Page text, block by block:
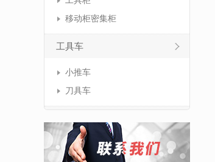
移动柜密集柜
工具车
小推车
刀具车